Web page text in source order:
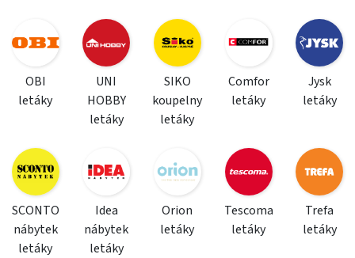
OBI
letáky
UNI
HOBBY
letáky
SIKO
koupelny
letáky
Comfor
letáky
Jysk
letáky
SCONTO
nábytek
letáky
Idea
nábytek
letáky
Orion
letáky
Tescoma
letáky
Trefa
letáky